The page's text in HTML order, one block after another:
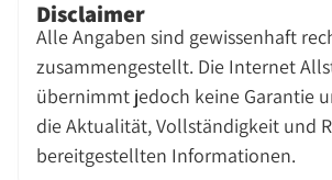
Disclaimer
Alle Angaben sind gewissenhaft
zusammengestellt. Die Internet
übernimmt jedoch keine Garantie
die Aktualität, Vollständigkeit und
bereitgestellten Informationen.